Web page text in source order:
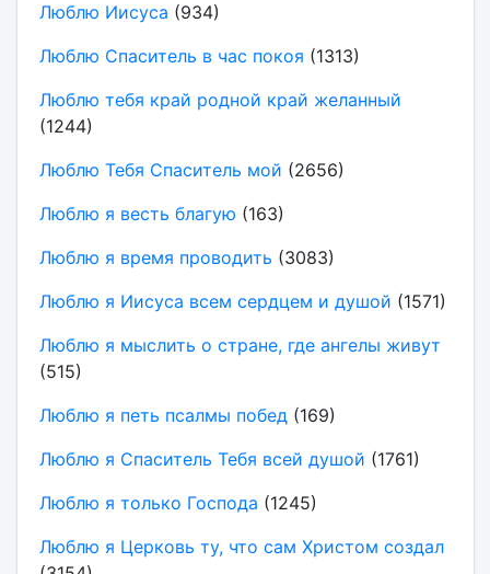
Люблю Иисуса (934)
Люблю Спаситель в час покоя (1313)
Люблю тебя край родной край желанный
(1244)
Люблю Тебя Спаситель мой (2656)
Люблю я весть благую (163)
Люблю я время проводить (3083)
Люблю я Иисуса всем сердцем и душой (1571)
Люблю я мыслить о стране, где ангелы живут
(515)
Люблю я петь псалмы побед(169)
Люблю я Спаситель Тебя всей душой (1761)
Люблю я только Господа (1245)
Люблю я Церковь ту, что сам Христом создал